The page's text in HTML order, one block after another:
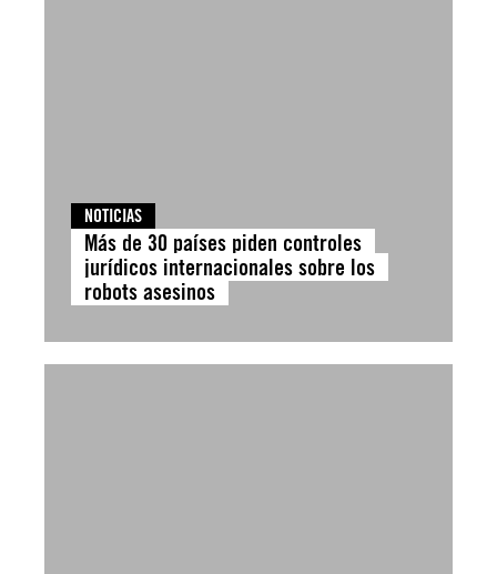
NOTICIAS
Más de 30 países piden controles
jurídicos internacionales sobre los
robots asesinos